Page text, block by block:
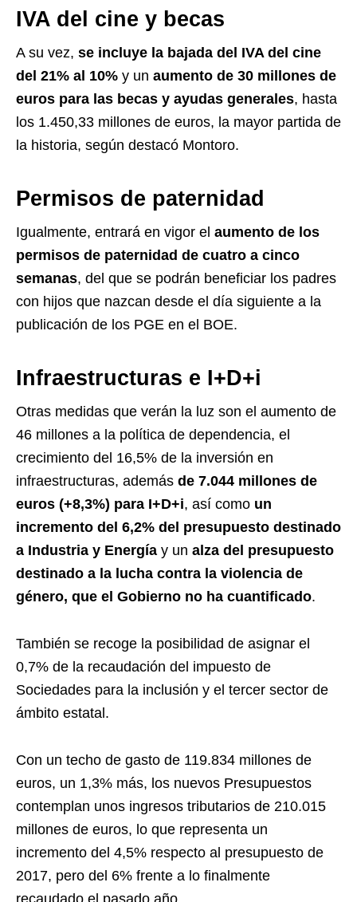
IVA del cine y becas
A su vez, se incluye la bajada del IVA del cine
del 21% al 10% y un aumento de 30 millones de
euros para las becas y ayudas generales, hasta
los 1.450,33 millones de euros, la mayor partida de
la historia, según destacó Montoro.
Permisos de paternidad
Igualmente, entrará en vigor el aumento de los
permisos de paternidad de cuatro a cinco
semanas, del que se podrán beneficiar los padres
con hijos que nazcan desde el día siguiente a la
publicación de los PGE en el BOE.
Infraestructuras e I+D+i
Otras medidas que verán la luz son el aumento de
46 millones a la política de dependencia, el
crecimiento del 16,5% de la inversión en
infraestructuras, además de 7.044 millones de
euros (+8,3%) para I+D+i, así como un
incremento del 6,2% del presupuesto destinado
a Industria y Energía y un alza del presupuesto
destinado a la lucha contra la violencia de
género, que el Gobierno no ha cuantificado.
También se recoge la posibilidad de asignar el
0,7% de la recaudación del impuesto de
Sociedades para la inclusión y el tercer sector de
ámbito estatal.
Con un techo de gasto de 119.834 millones de
euros, un 1,3% más, los nuevos Presupuestos
contemplan unos ingresos tributarios de 210.015
millones de euros, lo que representa un
incremento del 4,5% respecto al presupuesto de
2017, pero del 6% frente a lo finalmente